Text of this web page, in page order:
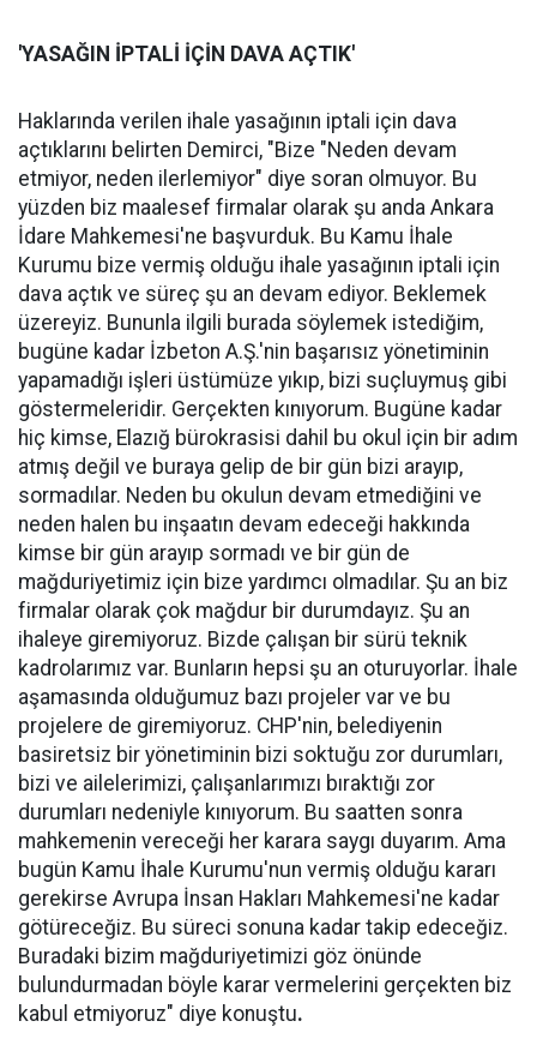
'YASAĞIN İPTALİ İÇİN DAVA AÇTIK'
Haklarında verilen ihale yasağının iptali için dava
açtıklarını belirten Demirci, "Bize "Neden devam
etmiyor, neden ilerlemiyor" diye soran olmuyor. Bu
yüzden biz maalesef firmalar olarak şu anda Ankara
İdare Mahkemesi'ne başvurduk. Bu Kamu İhale
Kurumu bize vermiş olduğu ihale yasağının iptali için
dava açtık ve süreç şu an devam ediyor. Beklemek
üzereyiz. Bununla ilgili burada söylemek istediğim,
bugüne kadar İzbeton A.Ş.'nin başarısız yönetiminin
yapamadığı işleri üstümüze yıkıp, bizi suçluymuş gibi
göstermeleridir. Gerçekten kınıyorum. Bugüne kadar
hiç kimse, Elazığ bürokrasisi dahil bu okul için bir adım
atmış değil ve buraya gelip de bir gün bizi arayıp,
sormadılar. Neden bu okulun devam etmediğini ve
neden halen bu inşaatın devam edeceği hakkında
kimse bir gün arayıp sormadı ve bir gün de
mağduriyetimiz için bize yardımcı olmadılar. Şu an biz
firmalar olarak çok mağdur bir durumdayız. Şu an
ihaleye giremiyoruz. Bizde çalışan bir sürü teknik
kadrolarımız var. Bunların hepsi şu an oturuyorlar. İhale
aşamasında olduğumuz bazı projeler var ve bu
projelere de giremiyoruz. CHP'nin, belediyenin
basiretsiz bir yönetiminin bizi soktuğu zor durumları,
bizi ve ailelerimizi, çalışanlarımızı bıraktığı zor
durumları nedeniyle kınıyorum. Bu saatten sonra
mahkemenin vereceği her karara saygı duyarım. Ama
bugün Kamu İhale Kurumu'nun vermiş olduğu kararı
gerekirse Avrupa İnsan Hakları Mahkemesi'ne kadar
götüreceğiz. Bu süreci sonuna kadar takip edeceğiz.
Buradaki bizim mağduriyetimizi göz önünde
bulundurmadan böyle karar vermelerini gerçekten biz
kabul etmiyoruz" diye konuştu.